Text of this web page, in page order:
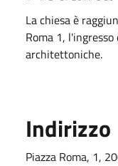
La chiesa è
Roma 1,
architettoniche.
Indirizzo
Piazza Roma, 1,